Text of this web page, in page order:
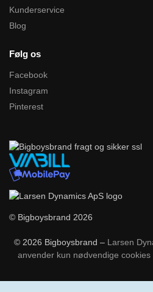
Kunderservice
Blog
Følg os
Facebook
Instagram
Pinterest
© Bigboysbrand 2026
© 2026 Bigboysbrand – Larsen
anvender kun nødvendige